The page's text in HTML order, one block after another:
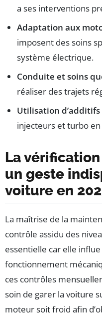
a ses interventions
Adaptation aux
imposent des soins
système électrique.
Conduite et soins
réaliser des trajets
Utilisation
injecteurs et turbo
La
un geste
voiture en
La maîtrise de la
contrôle assidu des
essentielle car elle
fonctionnement
ces contrôles
soin de garer la voiture
moteur soit froid afin